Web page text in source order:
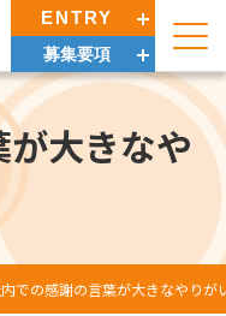
ENTRY
募集要項
大きなや
での感謝の言葉が大きなやりが